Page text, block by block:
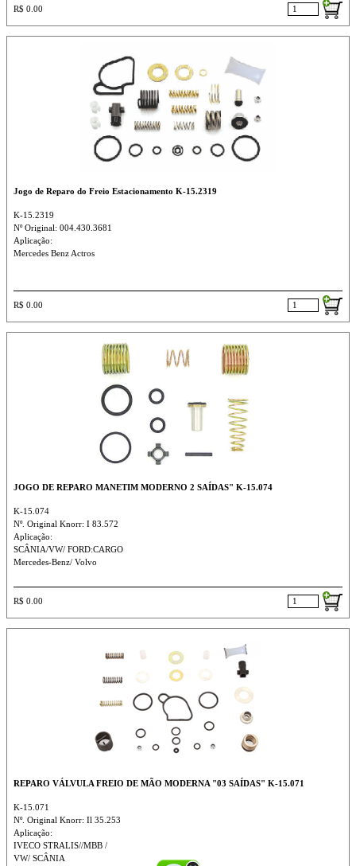
R$ 0.00
Jogo de Reparo do Freio Estacionamento K-15.2319
K-15.2319
Nº Original: 004.430.3681
Aplicação:
Mercedes Benz Actros
R$ 0.00
JOGO DE REPARO MANETIM MODERNO 2 SAÍDAS" K-15.074
K-15.074
Nº. Original Knorr: I 83.572
Aplicação:
SCÂNIA/VW/ FORD:CARGO
Mercedes-Benz/ Volvo
R$ 0.00
REPARO VÁLVULA FREIO DE MÃO MODERNA "03 SAÍDAS" K-15.071
K-15.071
Nº. Original Knorr: Il 35.253
Aplicação:
IVECO STRALIS//MBB /
VW/ SCÂNIA